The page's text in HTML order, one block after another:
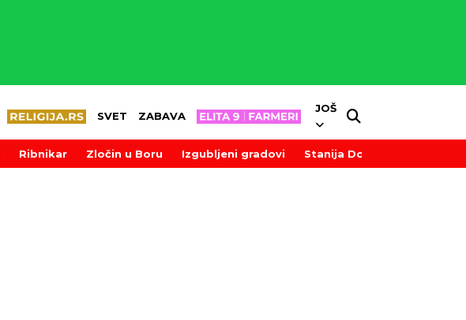
SVET ZABAVA
JOŠ
Ribnikar Zločin u Boru Izgubljeni gradovi Stanija Dobrojević